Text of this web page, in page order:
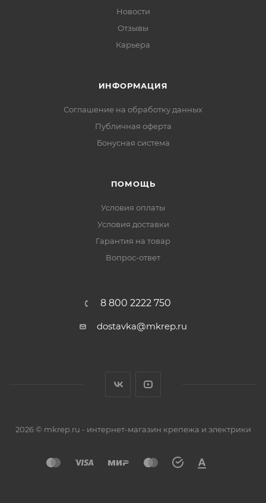
Новости
Отзывы
Карьера
ИНФОРМАЦИЯ
Соглашение на обработку данных
Публичная оферта
Бонусная система
ПОМОЩЬ
Условия оплаты
Условия доставки
Гарантия на товар
Вопрос-ответ
8 800 2222 750
dostavka@mkrep.ru
2026 © mkrep.ru - интернет-магазин крепежа и электрики